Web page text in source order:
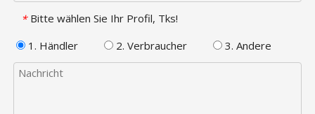
* Bitte wählen Sie Ihr Profil, Tks!
1. Händler
2. Verbraucher 3. Andere